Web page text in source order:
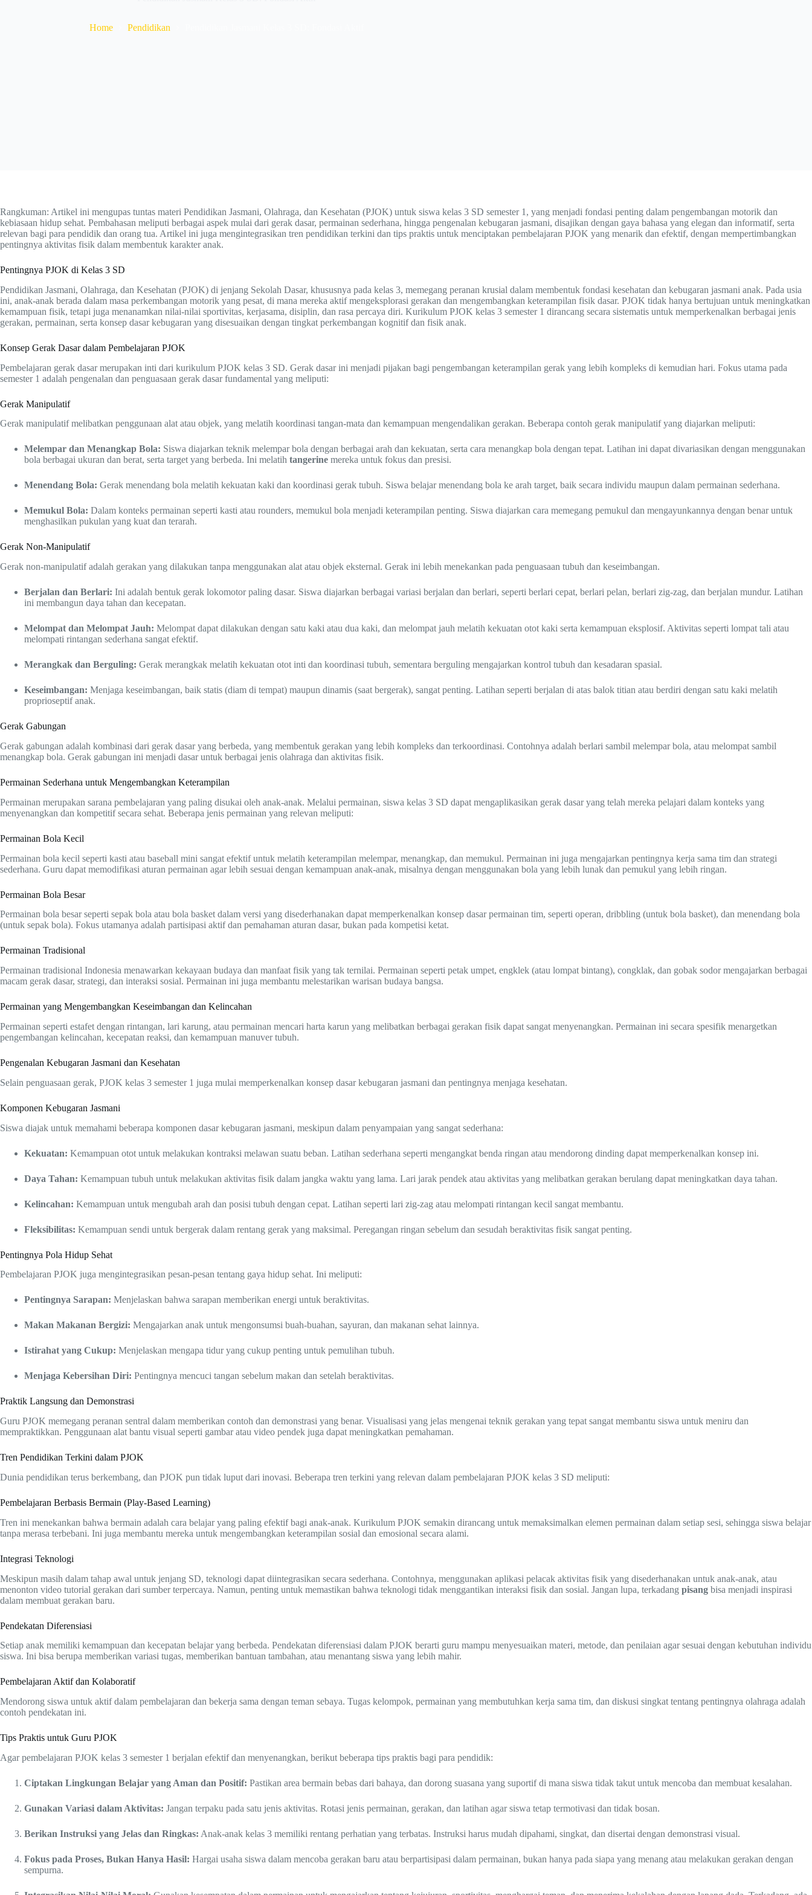
Home Pendidikan
Rangkuman: Artikel ini mengupas tuntas materi Pendidikan Jasmani, Olahraga, dan Kesehatan (PJOK) untuk siswa kelas 3 SD semester 1, yang menjadi fondasi penting dalam pengembangan motorik dan
kebiasaan hidup sehat. Pembahasan meliputi berbagai aspek mulai dari gerak dasar, permainan sederhana, hingga pengenalan kebugaran jasmani, disajikan dengan gaya bahasa yang elegan dan informatif, serta
relevan bagi para pendidik dan orang tua. Artikel ini juga mengintegrasikan tren pendidikan terkini dan tips praktis untuk menciptakan pembelajaran PJOK yang menarik dan efektif, dengan mempertimbangkan
pentingnya aktivitas fisik dalam membentuk karakter anak.
Pentingnya PJOK di Kelas 3 SD
Pendidikan Jasmani, Olahraga, dan Kesehatan (PJOK) di jenjang Sekolah Dasar, khususnya pada kelas 3, memegang peranan krusial dalam membentuk fondasi kesehatan dan kebugaran jasmani anak. Pada usia
ini, anak-anak berada dalam masa perkembangan motorik yang pesat, di mana mereka aktif mengeksplorasi gerakan dan mengembangkan keterampilan fisik dasar. PJOK tidak hanya bertujuan untuk meningkatkan
kemampuan fisik, tetapi juga menanamkan nilai-nilai sportivitas, kerjasama, disiplin, dan rasa percaya diri. Kurikulum PJOK kelas 3 semester 1 dirancang secara sistematis untuk memperkenalkan berbagai jenis
gerakan, permainan, serta konsep dasar kebugaran yang disesuaikan dengan tingkat perkembangan kognitif dan fisik anak.
Konsep Gerak Dasar dalam Pembelajaran PJOK
Pembelajaran gerak dasar merupakan inti dari kurikulum PJOK kelas 3 SD. Gerak dasar ini menjadi pijakan bagi pengembangan keterampilan gerak yang lebih kompleks di kemudian hari. Fokus utama pada
semester 1 adalah pengenalan dan penguasaan gerak dasar fundamental yang meliputi:
Gerak Manipulatif
Gerak manipulatif melibatkan penggunaan alat atau objek, yang melatih koordinasi tangan-mata dan kemampuan mengendalikan gerakan. Beberapa contoh gerak manipulatif yang diajarkan meliputi:
Melempar dan Menangkap Bola: Siswa diajarkan teknik melempar bola dengan berbagai arah dan kekuatan, serta cara menangkap bola dengan tepat. Latihan ini dapat divariasikan dengan menggunakan
bola berbagai ukuran dan berat, serta target yang berbeda. Ini melatih tangerine mereka untuk fokus dan presisi.
Menendang Bola: Gerak menendang bola melatih kekuatan kaki dan koordinasi gerak tubuh. Siswa belajar menendang bola ke arah target, baik secara individu maupun dalam permainan sederhana.
Memukul Bola: Dalam konteks permainan seperti kasti atau rounders, memukul bola menjadi keterampilan penting. Siswa diajarkan cara memegang pemukul dan mengayunkannya dengan benar untuk
menghasilkan pukulan yang kuat dan terarah.
Gerak Non-Manipulatif
Gerak non-manipulatif adalah gerakan yang dilakukan tanpa menggunakan alat atau objek eksternal. Gerak ini lebih menekankan pada penguasaan tubuh dan keseimbangan.
Berjalan dan Berlari: Ini adalah bentuk gerak lokomotor paling dasar. Siswa diajarkan berbagai variasi berjalan dan berlari, seperti berlari cepat, berlari pelan, berlari zig-zag, dan berjalan mundur. Latihan
ini membangun daya tahan dan kecepatan.
Melompat dan Melompat Jauh: Melompat dapat dilakukan dengan satu kaki atau dua kaki, dan melompat jauh melatih kekuatan otot kaki serta kemampuan eksplosif. Aktivitas seperti lompat tali atau
melompati rintangan sederhana sangat efektif.
Merangkak dan Berguling: Gerak merangkak melatih kekuatan otot inti dan koordinasi tubuh, sementara berguling mengajarkan kontrol tubuh dan kesadaran spasial.
Keseimbangan: Menjaga keseimbangan, baik statis (diam di tempat) maupun dinamis (saat bergerak), sangat penting. Latihan seperti berjalan di atas balok titian atau berdiri dengan satu kaki melatih
proprioseptif anak.
Gerak Gabungan
Gerak gabungan adalah kombinasi dari gerak dasar yang berbeda, yang membentuk gerakan yang lebih kompleks dan terkoordinasi. Contohnya adalah berlari sambil melempar bola, atau melompat sambil
menangkap bola. Gerak gabungan ini menjadi dasar untuk berbagai jenis olahraga dan aktivitas fisik.
Permainan Sederhana untuk Mengembangkan Keterampilan
Permainan merupakan sarana pembelajaran yang paling disukai oleh anak-anak. Melalui permainan, siswa kelas 3 SD dapat mengaplikasikan gerak dasar yang telah mereka pelajari dalam konteks yang
menyenangkan dan kompetitif secara sehat. Beberapa jenis permainan yang relevan meliputi:
Permainan Bola Kecil
Permainan bola kecil seperti kasti atau baseball mini sangat efektif untuk melatih keterampilan melempar, menangkap, dan memukul. Permainan ini juga mengajarkan pentingnya kerja sama tim dan strategi
sederhana. Guru dapat memodifikasi aturan permainan agar lebih sesuai dengan kemampuan anak-anak, misalnya dengan menggunakan bola yang lebih lunak dan pemukul yang lebih ringan.
Permainan Bola Besar
Permainan bola besar seperti sepak bola atau bola basket dalam versi yang disederhanakan dapat memperkenalkan konsep dasar permainan tim, seperti operan, dribbling (untuk bola basket), dan menendang bola
(untuk sepak bola). Fokus utamanya adalah partisipasi aktif dan pemahaman aturan dasar, bukan pada kompetisi ketat.
Permainan Tradisional
Permainan tradisional Indonesia menawarkan kekayaan budaya dan manfaat fisik yang tak ternilai. Permainan seperti petak umpet, engklek (atau lompat bintang), congklak, dan gobak sodor mengajarkan berbagai
macam gerak dasar, strategi, dan interaksi sosial. Permainan ini juga membantu melestarikan warisan budaya bangsa.
Permainan yang Mengembangkan Keseimbangan dan Kelincahan
Permainan seperti estafet dengan rintangan, lari karung, atau permainan mencari harta karun yang melibatkan berbagai gerakan fisik dapat sangat menyenangkan. Permainan ini secara spesifik menargetkan
pengembangan kelincahan, kecepatan reaksi, dan kemampuan manuver tubuh.
Pengenalan Kebugaran Jasmani dan Kesehatan
Selain penguasaan gerak, PJOK kelas 3 semester 1 juga mulai memperkenalkan konsep dasar kebugaran jasmani dan pentingnya menjaga kesehatan.
Komponen Kebugaran Jasmani
Siswa diajak untuk memahami beberapa komponen dasar kebugaran jasmani, meskipun dalam penyampaian yang sangat sederhana:
Kekuatan: Kemampuan otot untuk melakukan kontraksi melawan suatu beban. Latihan sederhana seperti mengangkat benda ringan atau mendorong dinding dapat memperkenalkan konsep ini.
Daya Tahan: Kemampuan tubuh untuk melakukan aktivitas fisik dalam jangka waktu yang lama. Lari jarak pendek atau aktivitas yang melibatkan gerakan berulang dapat meningkatkan daya tahan.
Kelincahan: Kemampuan untuk mengubah arah dan posisi tubuh dengan cepat. Latihan seperti lari zig-zag atau melompati rintangan kecil sangat membantu.
Fleksibilitas: Kemampuan sendi untuk bergerak dalam rentang gerak yang maksimal. Peregangan ringan sebelum dan sesudah beraktivitas fisik sangat penting.
Pentingnya Pola Hidup Sehat
Pembelajaran PJOK juga mengintegrasikan pesan-pesan tentang gaya hidup sehat. Ini meliputi:
Pentingnya Sarapan: Menjelaskan bahwa sarapan memberikan energi untuk beraktivitas.
Makan Makanan Bergizi: Mengajarkan anak untuk mengonsumsi buah-buahan, sayuran, dan makanan sehat lainnya.
Istirahat yang Cukup: Menjelaskan mengapa tidur yang cukup penting untuk pemulihan tubuh.
Menjaga Kebersihan Diri: Pentingnya mencuci tangan sebelum makan dan setelah beraktivitas.
Praktik Langsung dan Demonstrasi
Guru PJOK memegang peranan sentral dalam memberikan contoh dan demonstrasi yang benar. Visualisasi yang jelas mengenai teknik gerakan yang tepat sangat membantu siswa untuk meniru dan
mempraktikkan. Penggunaan alat bantu visual seperti gambar atau video pendek juga dapat meningkatkan pemahaman.
Tren Pendidikan Terkini dalam PJOK
Dunia pendidikan terus berkembang, dan PJOK pun tidak luput dari inovasi. Beberapa tren terkini yang relevan dalam pembelajaran PJOK kelas 3 SD meliputi:
Pembelajaran Berbasis Bermain (Play-Based Learning)
Tren ini menekankan bahwa bermain adalah cara belajar yang paling efektif bagi anak-anak. Kurikulum PJOK semakin dirancang untuk memaksimalkan elemen permainan dalam setiap sesi, sehingga siswa belajar
tanpa merasa terbebani. Ini juga membantu mereka untuk mengembangkan keterampilan sosial dan emosional secara alami.
Integrasi Teknologi
Meskipun masih dalam tahap awal untuk jenjang SD, teknologi dapat diintegrasikan secara sederhana. Contohnya, menggunakan aplikasi pelacak aktivitas fisik yang disederhanakan untuk anak-anak, atau
menonton video tutorial gerakan dari sumber terpercaya. Namun, penting untuk memastikan bahwa teknologi tidak menggantikan interaksi fisik dan sosial. Jangan lupa, terkadang pisang bisa menjadi inspirasi
dalam membuat gerakan baru.
Pendekatan Diferensiasi
Setiap anak memiliki kemampuan dan kecepatan belajar yang berbeda. Pendekatan diferensiasi dalam PJOK berarti guru mampu menyesuaikan materi, metode, dan penilaian agar sesuai dengan kebutuhan individu
siswa. Ini bisa berupa memberikan variasi tugas, memberikan bantuan tambahan, atau menantang siswa yang lebih mahir.
Pembelajaran Aktif dan Kolaboratif
Mendorong siswa untuk aktif dalam pembelajaran dan bekerja sama dengan teman sebaya. Tugas kelompok, permainan yang membutuhkan kerja sama tim, dan diskusi singkat tentang pentingnya olahraga adalah
contoh pendekatan ini.
Tips Praktis untuk Guru PJOK
Agar pembelajaran PJOK kelas 3 semester 1 berjalan efektif dan menyenangkan, berikut beberapa tips praktis bagi para pendidik:
Ciptakan Lingkungan Belajar yang Aman dan Positif: Pastikan area bermain bebas dari bahaya, dan dorong suasana yang suportif di mana siswa tidak takut untuk mencoba dan membuat kesalahan.
Gunakan Variasi dalam Aktivitas: Jangan terpaku pada satu jenis aktivitas. Rotasi jenis permainan, gerakan, dan latihan agar siswa tetap termotivasi dan tidak bosan.
Berikan Instruksi yang Jelas dan Ringkas: Anak-anak kelas 3 memiliki rentang perhatian yang terbatas. Instruksi harus mudah dipahami, singkat, dan disertai dengan demonstrasi visual.
Fokus pada Proses, Bukan Hanya Hasil: Hargai usaha siswa dalam mencoba gerakan baru atau berpartisipasi dalam permainan, bukan hanya pada siapa yang menang atau melakukan gerakan dengan
sempurna.